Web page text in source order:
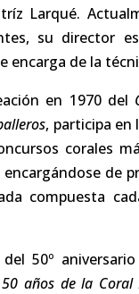
Larqué.
su director
encarga de la
en 1970 del
, participa en
corales
de
compuesta
50º
50 años de la Coral